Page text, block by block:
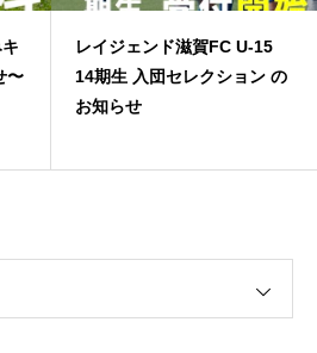
レイジェンド滋賀FC U-15
14期生 入団セレクション の
JFA